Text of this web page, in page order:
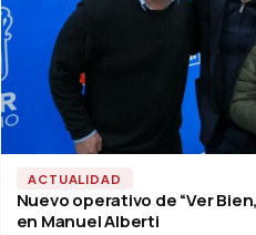
ACTUALIDAD
Nuevo operativo de “Ver
en Manuel Alberti